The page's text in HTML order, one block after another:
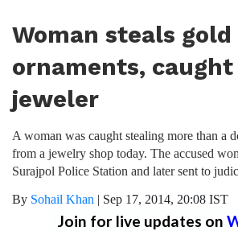
Woman steals gold
ornaments, caught
jeweler
A woman was caught stealing more than a
from a jewelry shop today. The accused
Surajpol Police Station and later sent to
By Sohail Khan | Sep 17, 2014, 20:08 IST
Join for live updates on